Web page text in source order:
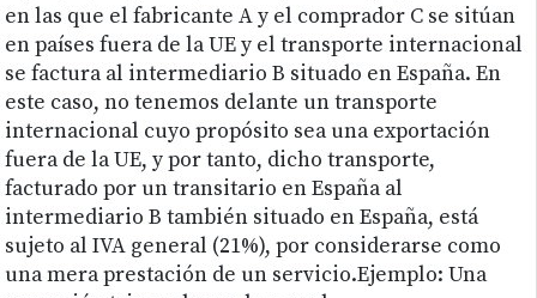
en las que el fabricante A y el comprador C se sitúan
en países fuera de la UE y el transporte internacional
se factura al intermediario B situado en España. En
este caso, no tenemos delante un transporte
internacional cuyo propósito sea una exportación
fuera de la UE, y por tanto, dicho transporte,
facturado por un transitario en España al
intermediario B también situado en España, está
sujeto al IVA general (21%), por considerarse como
una mera prestación de un servicio.Ejemplo: Una